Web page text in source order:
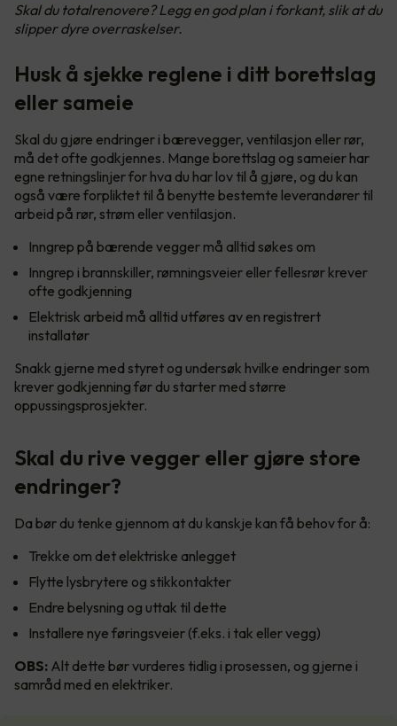
Skal du totalrenovere? Legg en god plan i forkant, slik at du
slipper dyre overraskelser.
Husk å sjekke reglene i ditt borettslag
eller sameie
Skal du gjøre endringer i bærevegger, ventilasjon eller rør,
må det ofte godkjennes. Mange borettslag og sameier har
egne retningslinjer for hva du har lov til å gjøre, og du kan
også være forpliktet til å benytte bestemte leverandører til
arbeid på rør, strøm eller ventilasjon.
Inngrep på bærende vegger må alltid søkes om
Inngrep i brannskiller, rømningsveier eller fellesrør krever
ofte godkjenning
Elektrisk arbeid må alltid utføres av en registrert
installatør
Snakk gjerne med styret og undersøk hvilke endringer som
krever godkjenning før du starter med større
oppussingsprosjekter.
Skal du rive vegger eller gjøre store
endringer?
Da bør du tenke gjennom at du kanskje kan få behov for å:
Trekke om det elektriske anlegget
Flytte lysbrytere og stikkontakter
Endre belysning og uttak til dette
Installere nye føringsveier (f.eks. i tak eller vegg)
OBS: Alt dette bør vurderes tidlig i prosessen, og gjerne i
samråd med en elektriker.